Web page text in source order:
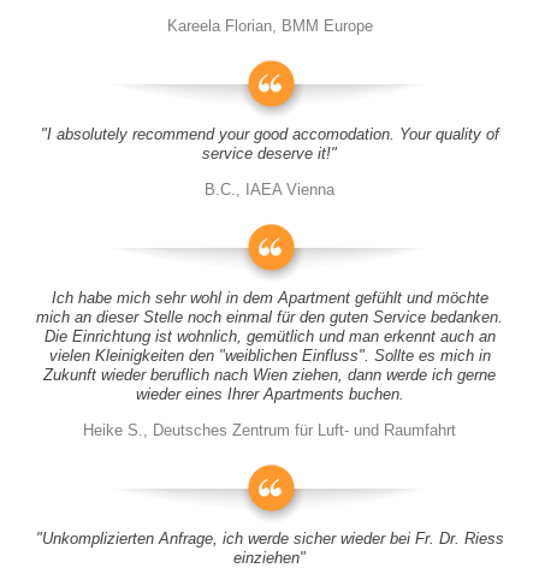
Kareela Florian, BMM Europe
"I absolutely recommend your good accomodation. Your quality of
service deserve it!"
B.C., IAEA Vienna
Ich habe mich sehr wohl in dem Apartment gefühlt und möchte
mich an dieser Stelle noch einmal für den guten Service bedanken.
Die Einrichtung ist wohnlich, gemütlich und man erkennt auch an
vielen Kleinigkeiten den "weiblichen Einfluss". Sollte es mich in
Zukunft wieder beruflich nach Wien ziehen, dann werde ich gerne
wieder eines Ihrer Apartments buchen.
Heike S., Deutsches Zentrum für Luft- und Raumfahrt
"Unkomplizierten Anfrage, ich werde sicher wieder bei Fr. Dr. Riess
einziehen"